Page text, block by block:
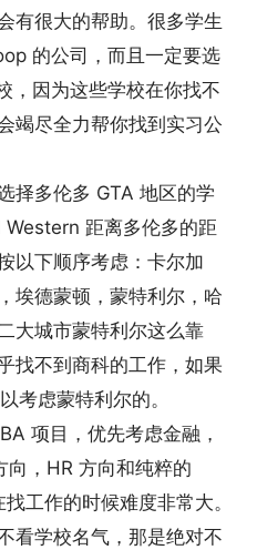
有很大的帮助。很多学生
的公司，而且一定要选
，因为这些学校在你找不
竭尽全力帮你找到实习公
择多伦多 GTA 地区的学
距离多伦多的距
以下顺序考虑：卡尔加
埃德蒙顿，蒙特利尔，哈
大城市蒙特利尔这么靠
找不到商科的工作，如果
考虑蒙特利尔的。
项目，优先考虑金融，
，HR 方向和纯粹的
工作的时候难度非常大。
看学校名气，那是绝对不